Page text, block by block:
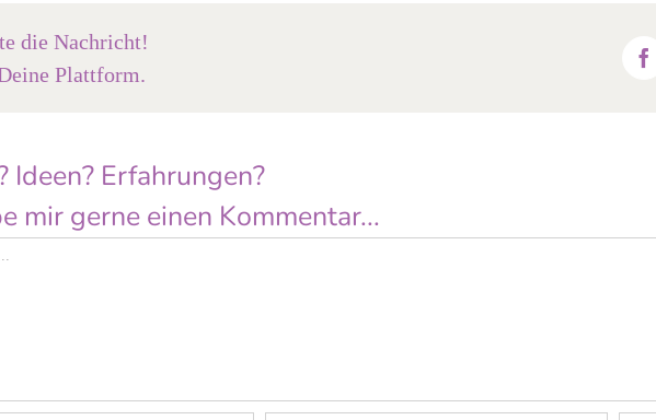
die Nachricht!
Plattform.
Ideen? Erfahrungen?
mir gerne einen Kommentar...